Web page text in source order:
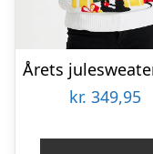
kr. 349,95